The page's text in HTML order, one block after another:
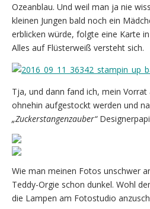
Ozeanblau. Und weil man ja nie
kleinen Jungen bald noch ein
erblicken würde, folgte eine Karte
Alles auf Flüsterweiß versteht sich.
Tja, und dann fand ich, mein
ohnehin aufgestockt werden und
„Zuckerstangenzauber“
Wie man meinen Fotos unschwer
Teddy-Orgie schon dunkel. Wohl
die Lampen am Fotostudio